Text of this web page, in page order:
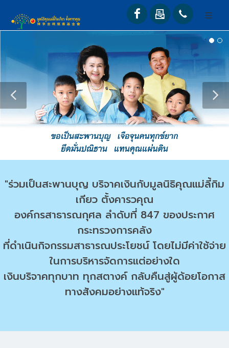
"ร่วมเป็นสะพานบุญ บริจาคเงินกับมูลนิธิคุณแม่ลี้กิม
เกียว ตั้งคารวคุณ
องค์กรสาธารณกุศล ลำดับที่ 847 ของประกาศ
กระทรวงการคลัง
ที่ดำเนินกิจกรรมสาธารณประโยชน์ โดยไม่มีค่าใช้จ่าย
ในการบริหารจัดการแต่อย่างใด
เงินบริจาคทุกบาท ทุกสตางค์ กลับคืนสู่ผู้ด้อยโอกาส
ทางสังคมอย่างแท้จริง"